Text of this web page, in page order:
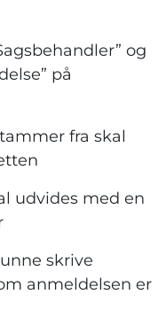
og
på
fra skal
udvides med en
skrive
anmeldelsen er